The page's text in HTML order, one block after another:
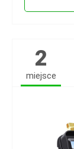
2
miejsce